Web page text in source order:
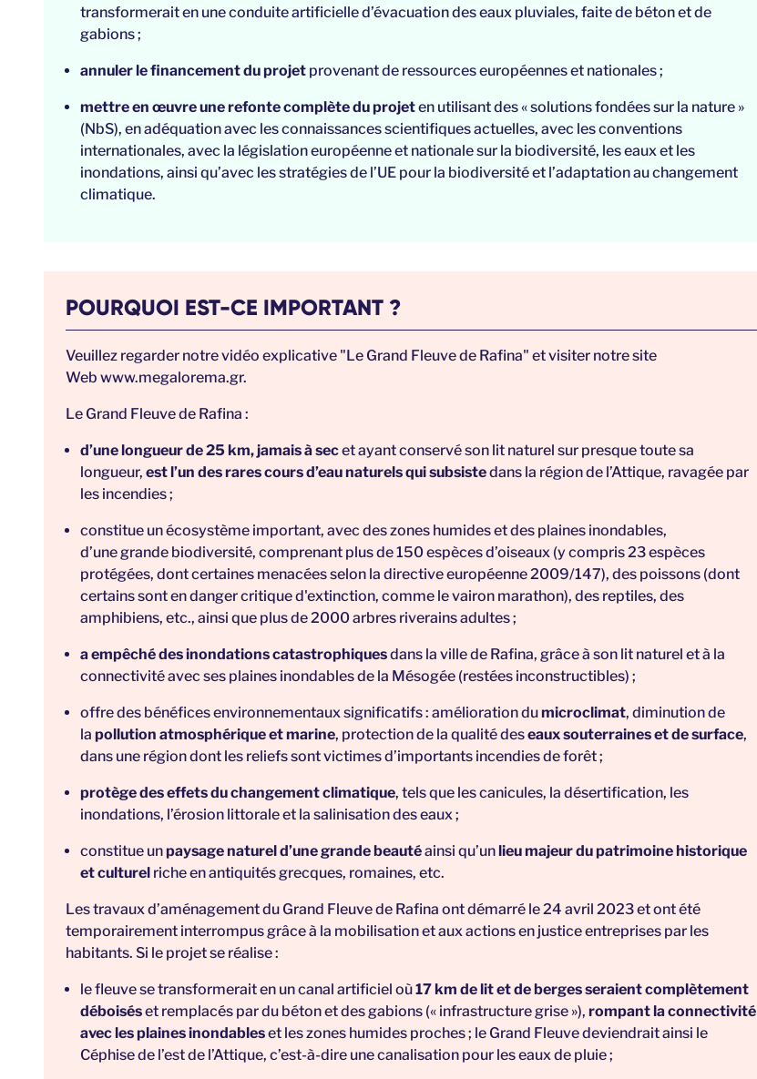
transformerait en une conduite artificielle d’évacuation des eaux pluviales, faite de béton et de
gabions ;
annuler le financement du projet provenant de ressources européennes et nationales ;
mettre en œuvre une refonte complète du projeten utilisant des « solutions fondées sur la nature »
(NbS), en adéquation avec les connaissances scientifiques actuelles, avec les conventions
internationales, avec la législation européenne et nationale sur la biodiversité, les eaux et les
inondations, ainsi qu’avec les stratégies de l’UE pour la biodiversité et l’adaptation au changement
climatique.
POURQUOI EST-CE IMPORTANT ?
Veuillez regarder notre vidéo explicative "Le Grand Fleuve de Rafina" et visiter notre site
Web www.megalorema.gr.
Le Grand Fleuve de Rafina :
d’une longueur de 25 km, jamais à secet ayant conservé son lit naturel sur presque toute sa
longueur, est l’un des rares cours d’eau naturels qui subsistedans la région de l’Attique, ravagée par
les incendies ;
constitue unécosystème important, avec des zones humides et des plaines inondables,
d’une grande biodiversité, comprenant plus de 150 espèces d’oiseaux (y compris 23 espèces
protégées, dont certaines menacées selon la directive européenne 2009/147), des poissons (dont
certains sont en danger critique d'extinction, comme le vairon marathon), des reptiles, des
amphibiens, etc., ainsi que plus de 2000 arbres riverains adultes ;
a empêché des inondations catastrophiquesdans la ville de Rafina, grâce à son lit naturel et à la
connectivité avec ses plaines inondables de la Mésogée (restées inconstructibles) ;
offre des bénéfices environnementaux significatifs : amélioration dumicroclimat, diminution de
la pollution atmosphérique et marine, protection de la qualité deseaux souterraines et de surface,
dans une région dont les reliefs sont victimes d’importants incendies de forêt ;
protège des effets du changement climatique, tels que les canicules, la désertification, les
inondations, l’érosion littorale et la salinisation des eaux ;
constitue unpaysage naturel d’une grande beautéainsi qu’unlieu majeur du patrimoine historique
et culturel riche en antiquités grecques, romaines, etc.
Lestravaux d’aménagementdu Grand Fleuve de Rafina ont démarré le 24 avril 2023 et ont été
temporairement interrompus grâce à la mobilisation et aux actions en justice entreprises par les
habitants. Si le projet se réalise :
le fleuve se transformerait en un canal artificiel où17 km de lit et de berges seraient complètement
déboiséset remplacés par du béton et des gabions (« infrastructure grise »), rompant la connectivité
avec les plaines inondableset les zones humides proches ; le Grand Fleuve deviendrait ainsi le
Céphise de l’est de l’Attique, c’est-à-dire une canalisation pour les eaux de pluie ;